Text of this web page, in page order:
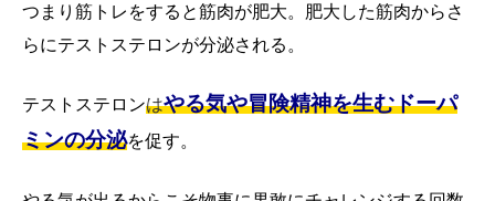
つまり筋トレをすると筋肉が肥大。肥大した筋肉からさ
らにテストステロンが分泌される。
テストステロンはやる気や冒険精神を生むドーパ
ミンの分泌を促す。